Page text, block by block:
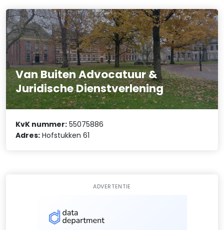
Van Buiten Advocatuur &
Juridische Dienstverlening
KvK nummer: 55075886
Adres: Hofstukken 61
ADVERTENTIE